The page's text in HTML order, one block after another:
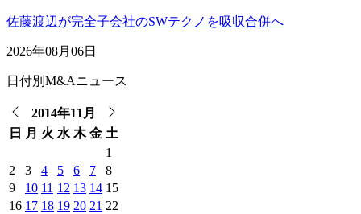
佐藤渡辺が完全子会社のSWテクノを吸収合併へ
2026年08月06日
日付別M&Aニュース
2014年11月
日 月 火 水 木 金 土
1
2
3 4 5 6 7
8
9
10 11 12 13 14 15
16 17 18 19 20 21 22